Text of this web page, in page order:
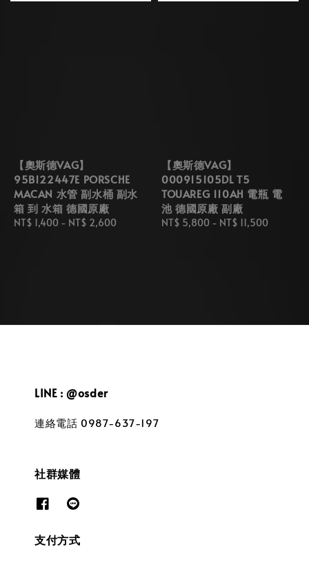
【奧斯德VAG】
95B122447E PORSCHE
MACAN 水管 副水桶 副水
箱 到 水箱 德國原廠
Regular
NT$ 1,400 - NT$ 2,600
【奧斯德VAG】
000915105DL T5
TOUAREG 110AH 電瓶 電
池 德國原廠 副廠
Regular
NT$ 5,800 - NT$ 11,500
LINE : @osder
連絡電話 0987-637-197
社群媒體
支付方式